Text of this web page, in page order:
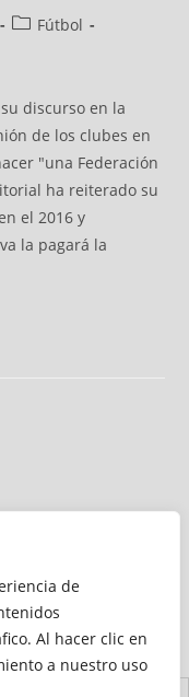
de
Al hacer clic en
a nuestro uso
Fútbol
discurso en la
de los clubes en
"una Federación
ha reiterado su
el 2016 y
la pagará la